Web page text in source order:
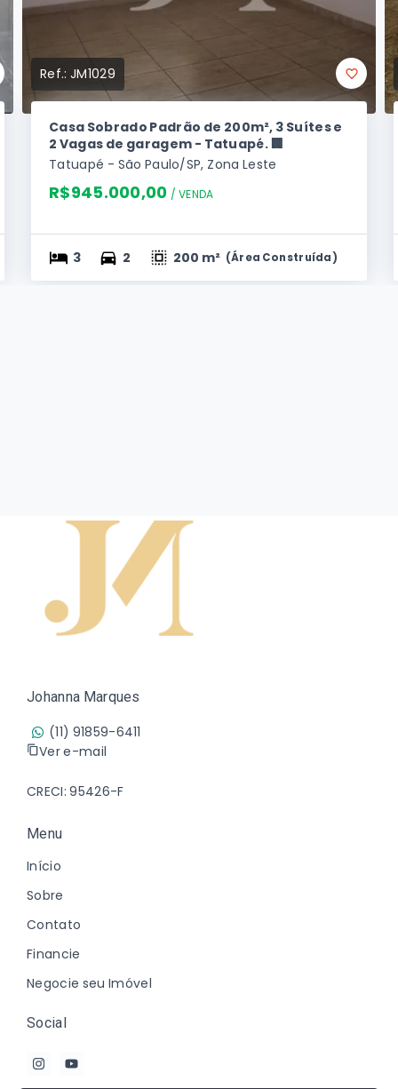
Ref.:JM1029
Casa Sobrado Padrão de 200m², 3 Suítes e
2 Vagas de garagem - Tatuapé. 🏢
Tatuapé - São Paulo/SP, Zona Leste
R$945.000,00 / VENDA
3 2 200 m² (Área Construída)
Johanna Marques
(11) 91859-6411
Ver e-mail
CRECI: 95426-F
Menu
Início
Sobre
Contato
Financie
Negocie seu Imóvel
Social